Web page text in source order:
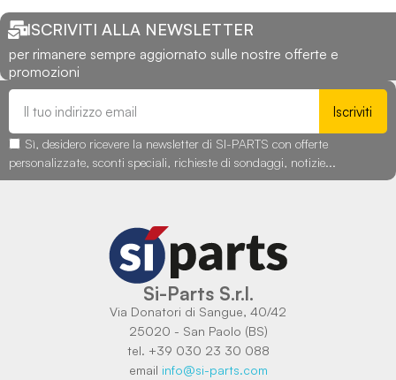
ISCRIVITI ALLA NEWSLETTER
per rimanere sempre aggiornato sulle nostre offerte e
promozioni
Iscriviti
Sì, desidero ricevere la newsletter di SI-PARTS con offerte
personalizzate, sconti speciali, richieste di sondaggi, notizie...
Si-Parts S.r.l.
Via Donatori di Sangue, 40/42
25020 - San Paolo (BS)
tel. +39 030 23 30 088
email info@si-parts.com